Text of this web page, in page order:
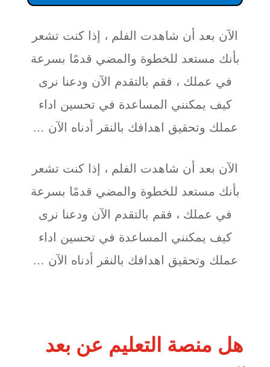
الآن بعد أن شاهدت الفلم ، إذا كنت تشعر
بأنك مستعد للخطوة والمضي قدمًا بسرعة
في عملك ، فقم بالتقدم الآن ودعنا نرى
كيف يمكنني المساعدة في تحسين اداء
عملك وتحقيق اهدافك بالنقر أدناه الآن …
الآن بعد أن شاهدت الفلم ، إذا كنت تشعر
بأنك مستعد للخطوة والمضي قدمًا بسرعة
في عملك ، فقم بالتقدم الآن ودعنا نرى
كيف يمكنني المساعدة في تحسين اداء
عملك وتحقيق اهدافك بالنقر أدناه الآن …
هل منصة التعليم عن بعد